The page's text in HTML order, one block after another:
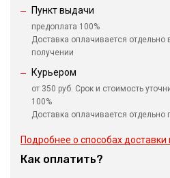
Пункт выдачи
предоплата 100%
Доставка оплачивается отдельно
получении
Курьером
от 350 руб. Срок и стоимость
100%
Доставка оплачивается отдельно
Подробнее о способах доставки
Как оплатить?